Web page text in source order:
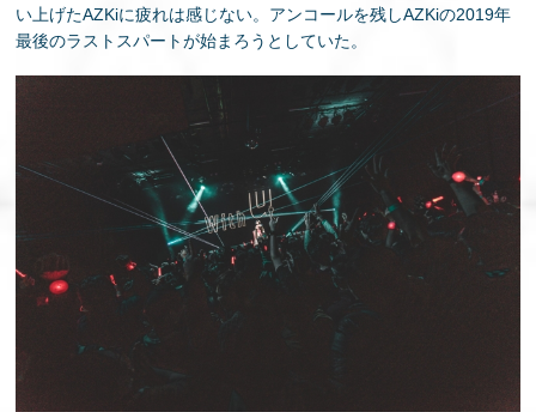
い上げたAZKiに疲れは感じない。アンコールを残しAZKiの2019年
最後のラストスパートが始まろうとしていた。